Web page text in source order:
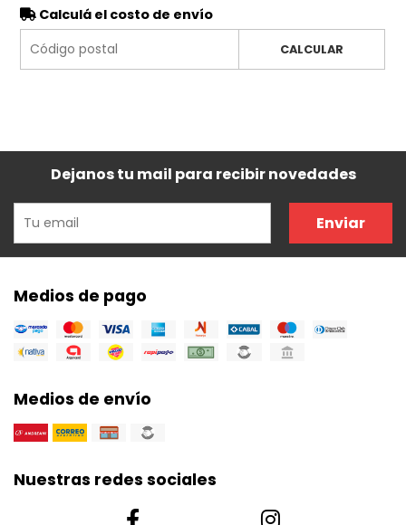
Calculá el costo de envío
CALCULAR
Dejanos tu mail para recibir novedades
Enviar
Medios de pago
Medios de envío
Nuestras redes sociales